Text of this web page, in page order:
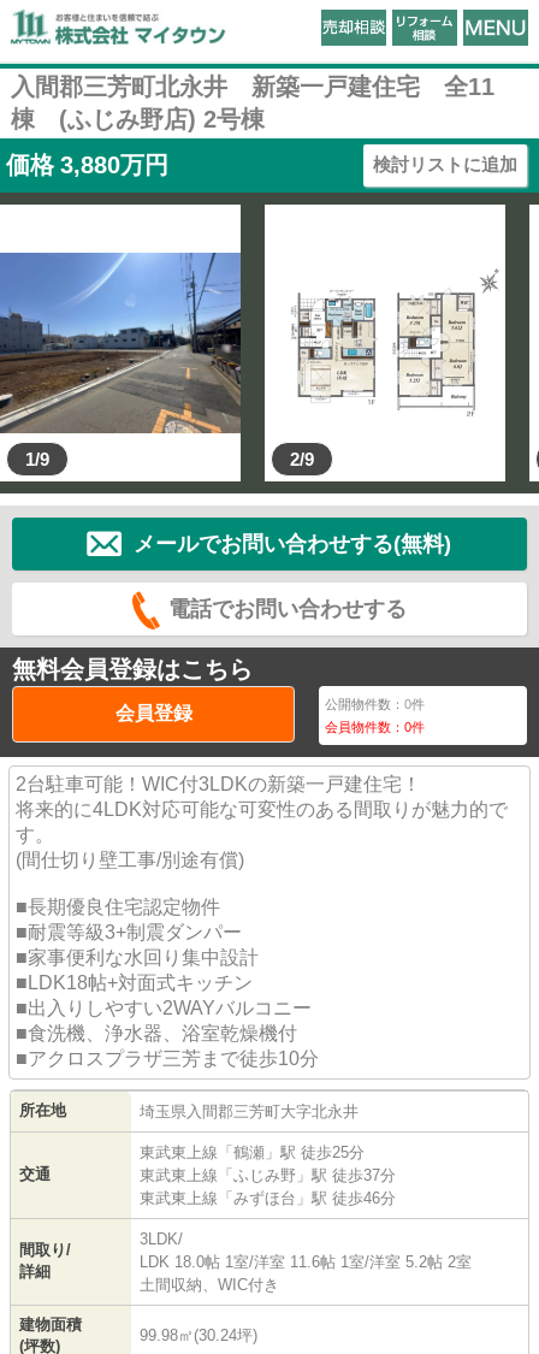
入間郡三芳町北永井 新築一戸建住宅 全11
棟 (ふじみ野店) 2号棟
価格 3,880万円 検討リストに追加
1/9 2/9
メールでお問い合わせする(無料)
電話でお問い合わせする
無料会員登録はこちら
会員登録 公開物件数：0件
会員物件数：0件
2台駐車可能！WIC付3LDKの新築一戸建住宅！
将来的に4LDK対応可能な可変性のある間取りが魅力的で
す。
(間仕切り壁工事/別途有償)
■長期優良住宅認定物件
■耐震等級3+制震ダンパー
■家事便利な水回り集中設計
■LDK18帖+対面式キッチン
■出入りしやすい2WAYバルコニー
■食洗機、浄水器、浴室乾燥機付
■アクロスプラザ三芳まで徒歩10分
所在地 埼玉県入間郡三芳町大字北永井
交通
東武東上線 「 鶴瀬 」駅 徒歩25分
東武東上線 「 ふじみ野 」駅 徒歩37分
東武東上線 「 みずほ台 」駅 徒歩46分
間取り/
詳細
3LDK/
LDK 18.0帖 1室/洋室 11.6帖 1室/洋室 5.2帖 2室
土間収納、WIC付き
建物面積
(坪数)
99.98㎡(30.24坪)